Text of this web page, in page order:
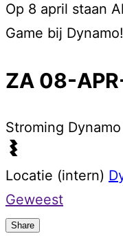
Op 8 april staan
Game bij Dynamo!
ZA 08-
Stroming
Locatie (intern)
Geweest
Share